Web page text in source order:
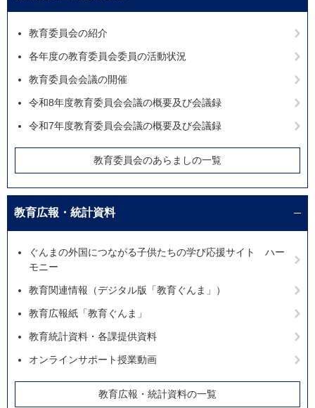
教育委員会の紹介
各年度の教育委員会委員の活動状況
教育委員会会議の開催
令和8年度教育委員会会議の概要及び会議録
令和7年度教育委員会会議の概要及び会議録
教育委員会のあらましの一覧
教育広報・統計資料
ぐんまの外国につながる子供たちの学び応援サイト ハー
モニー
教育関連情報（デジタル版「教育ぐんま」）
教育広報紙「教育ぐんま」
教育統計資料・各課提供資料
オンラインサポート授業動画
教育広報・統計資料の一覧